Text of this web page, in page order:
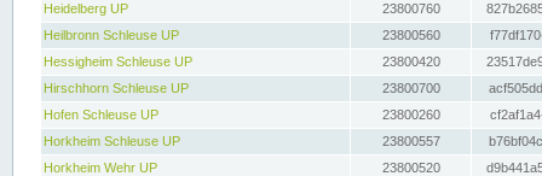
Heidelberg UP
23800760
Heilbronn Schleuse UP
23800560
Hessigheim Schleuse UP
23800420
Hirschhorn Schleuse UP
23800700
Hofen Schleuse UP
23800260
Horkheim Schleuse UP
23800557
Horkheim Wehr UP
23800520